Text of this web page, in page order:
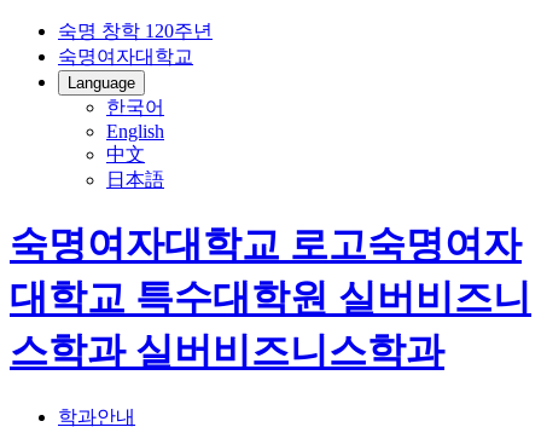
숙명 창학 120주년
숙명여자대학교
Language
한국어
English
中文
日本語
숙명여자대학교 로고숙명여자
대학교 특수대학원 실버비즈니
스학과실버비즈니스학과
학과안내